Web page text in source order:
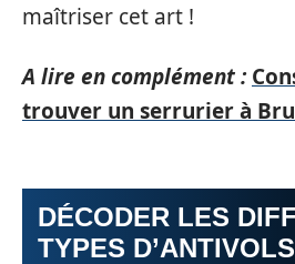
maîtriser cet art !
A lire en complément :
trouver un serrurier à
DÉCODER LES
TYPES D’ANTIVOLS